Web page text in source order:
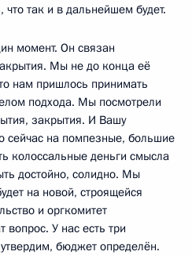
так и в дальнейшем будет.
момент. Он связан
Мы не до конца её
нам пришлось принимать
подхода. Мы посмотрели
закрытия. И Вашу
сейчас на помпезные, большие
колоссальные деньги смысла
достойно, солидно. Мы
на новой, строящейся
и оргкомитет
У нас есть три
бюджет определён.